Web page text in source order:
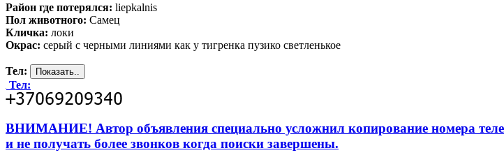
Район где потерялся: liepkalnis
Пол животного: Самец
Кличка: локи
Окрас: серый с черными линиями как у тигренка пузико светленькое
Тел:
Тел:
ВНИМАНИЕ! Автор объявления специально усложнил копирование номера
и не получать более звонков когда поиски завершены.